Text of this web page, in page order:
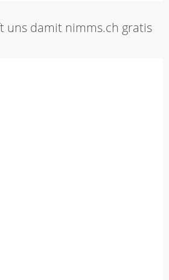
uns damit nimms.ch gratis